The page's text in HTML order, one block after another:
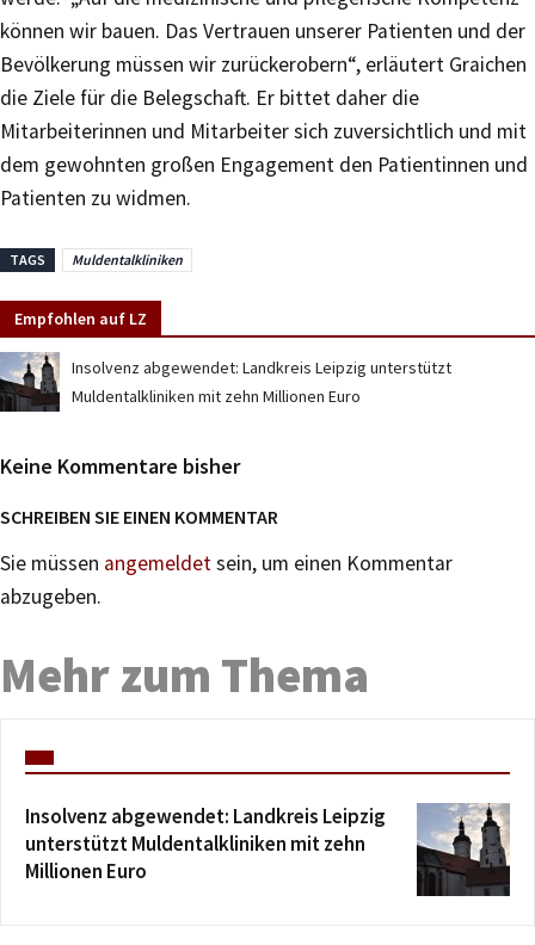
können wir bauen. Das Vertrauen unserer Patienten und der
Bevölkerung müssen wir zurückerobern“, erläutert Graichen
die Ziele für die Belegschaft. Er bittet daher die
Mitarbeiterinnen und Mitarbeiter sich zuversichtlich und mit
dem gewohnten großen Engagement den Patientinnen und
Patienten zu widmen.
TAGS Muldentalkliniken
Empfohlen auf LZ
Insolvenz abgewendet: Landkreis Leipzig unterstützt
Muldentalkliniken mit zehn Millionen Euro
Keine Kommentare bisher
SCHREIBEN SIE EINEN KOMMENTAR
Sie müssen angemeldetsein, um einen Kommentar
abzugeben.
Mehr zum Thema
Insolvenz abgewendet: Landkreis Leipzig
unterstützt Muldentalkliniken mit zehn
Millionen Euro